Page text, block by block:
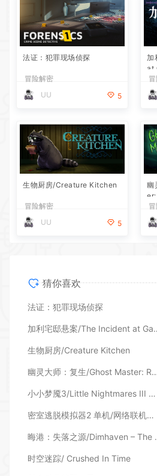
法证：犯罪现场侦探
冒险解密
UU
5
加
at
生物厨房/Creature Kitchen
冒险解密
UU
5
幽
猜你喜欢
法证：犯罪现场侦探
加利宅邸悬案/
生物厨房/Creature Kitchen
幽灵大师：复生/Ghost Master: Resurrection 更新v25.06.2026—更新世界之间DLC
小小梦魇3/Little Nightmares III 单机/网络联机 （更新v11.06.2026—更新幕后DLC）
密室逃脱模拟器2 单机/网络联机（更新v20029r）
晦港：失
时空迷踪/ Crushed In Time